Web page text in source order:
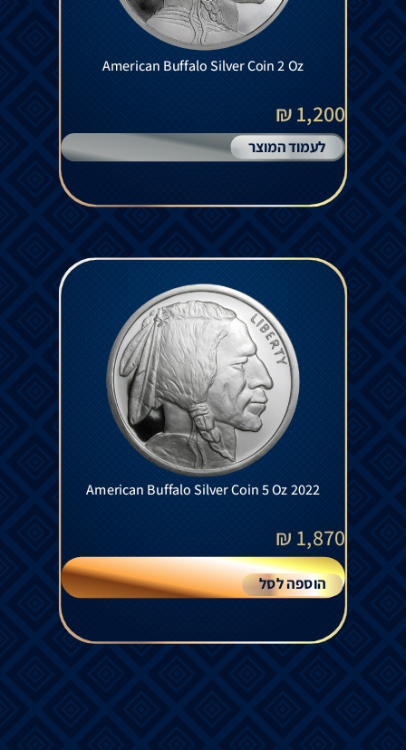
American Buffalo Silver Coin 2 Oz
1,200 ₪
לעמוד המוצר
American Buffalo Silver Coin 5 Oz 2022
1,870
₪
הוספה לסל